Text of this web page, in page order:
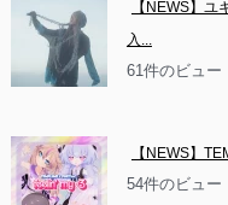
【NEWS】
入...
61件のビュー
【NEWS】
54件のビュー